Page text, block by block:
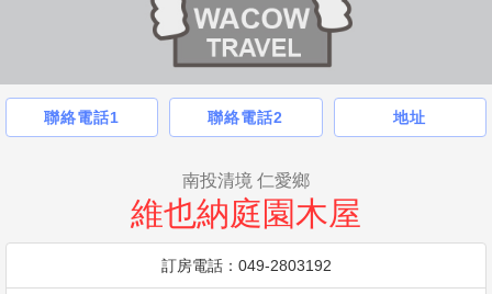
聯絡電話1 聯絡電話2 地址
南投清境 仁愛鄉
維也納庭園木屋
訂房電話：049-2803192